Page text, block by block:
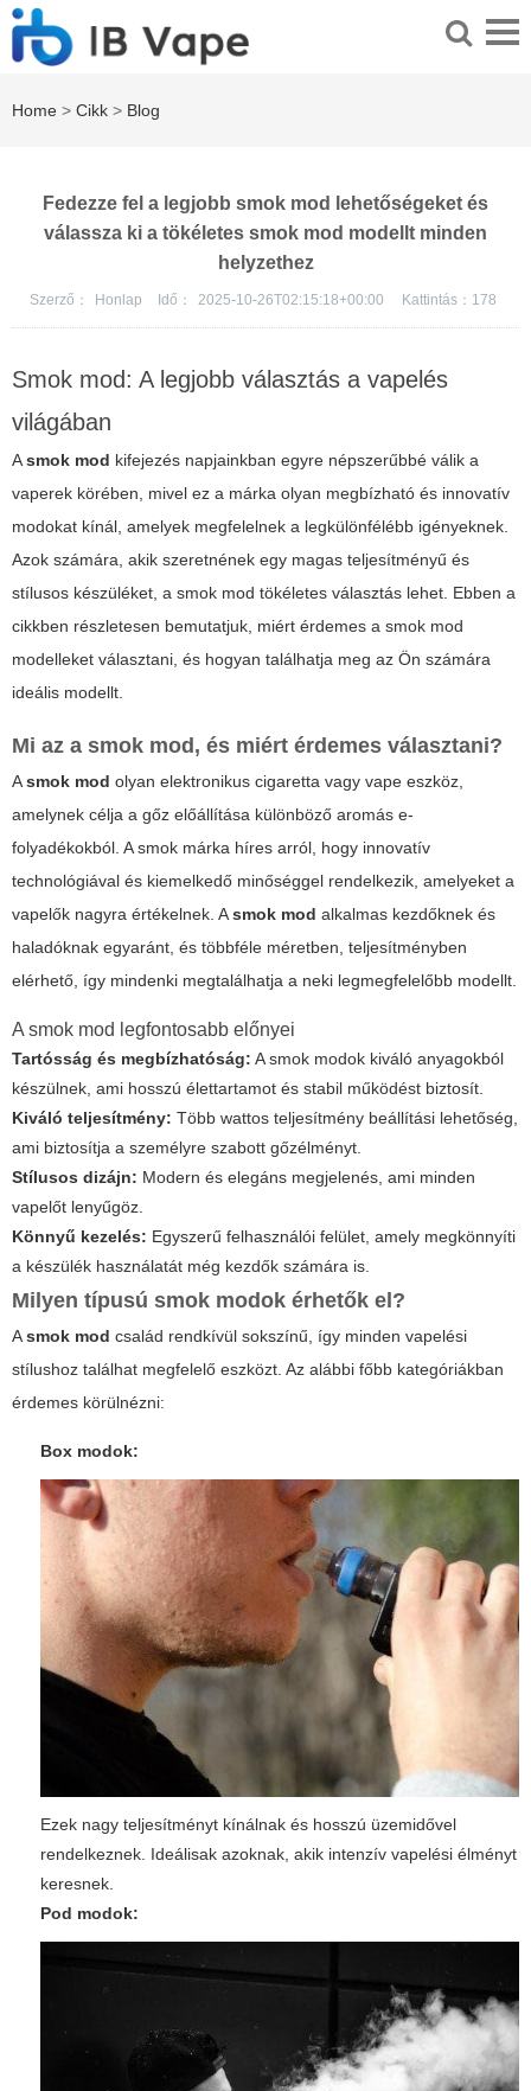
Home > Cikk > Blog
Fedezze fel a legjobb smok mod lehetőségeket és
válassza ki a tökéletes smok mod modellt minden
helyzethez
Szerző： Honlap Idő： 2025-10-26T02:15:18+00:00 Kattintás： 178
Smok mod: A legjobb választás a vapelés
világában
Asmok mod kifejezés napjainkban egyre népszerűbbé válik a
vaperek körében, mivel ez a márka olyan megbízható és innovatív
modokat kínál, amelyek megfelelnek a legkülönfélébb igényeknek.
Azok számára, akik szeretnének egy magas teljesítményű és
stílusos készüléket, a smok mod tökéletes választás lehet. Ebben a
cikkben részletesen bemutatjuk, miért érdemes a smok mod
modelleket választani, és hogyan találhatja meg az Ön számára
ideális modellt.
Mi az a smok mod, és miért érdemes választani?
Asmok mod olyan elektronikus cigaretta vagy vape eszköz,
amelynek célja a gőz előállítása különböző aromás e-
folyadékokból. A smok márka híres arról, hogy innovatív
technológiával és kiemelkedő minőséggel rendelkezik, amelyeket a
vapelők nagyra értékelnek. Asmok mod alkalmas kezdőknek és
haladóknak egyaránt, és többféle méretben, teljesítményben
elérhető, így mindenki megtalálhatja a neki legmegfelelőbb modellt.
A smok mod legfontosabb előnyei
Tartósság és megbízhatóság: A smok modok kiváló anyagokból
készülnek, ami hosszú élettartamot és stabil működést biztosít.
Kiváló teljesítmény: Több wattos teljesítmény beállítási lehetőség,
ami biztosítja a személyre szabott gőzélményt.
Stílusos dizájn: Modern és elegáns megjelenés, ami minden
vapelőt lenyűgöz.
Könnyű kezelés: Egyszerű felhasználói felület, amely megkönnyíti
a készülék használatát még kezdők számára is.
Milyen típusú smok modok érhetők el?
Asmok mod család rendkívül sokszínű, így minden vapelési
stílushoz találhat megfelelő eszközt. Az alábbi főbb kategóriákban
érdemes körülnézni:
Box modok:
Ezek nagy teljesítményt kínálnak és hosszú üzemidővel
rendelkeznek. Ideálisak azoknak, akik intenzív vapelési élményt
keresnek.
Pod modok: